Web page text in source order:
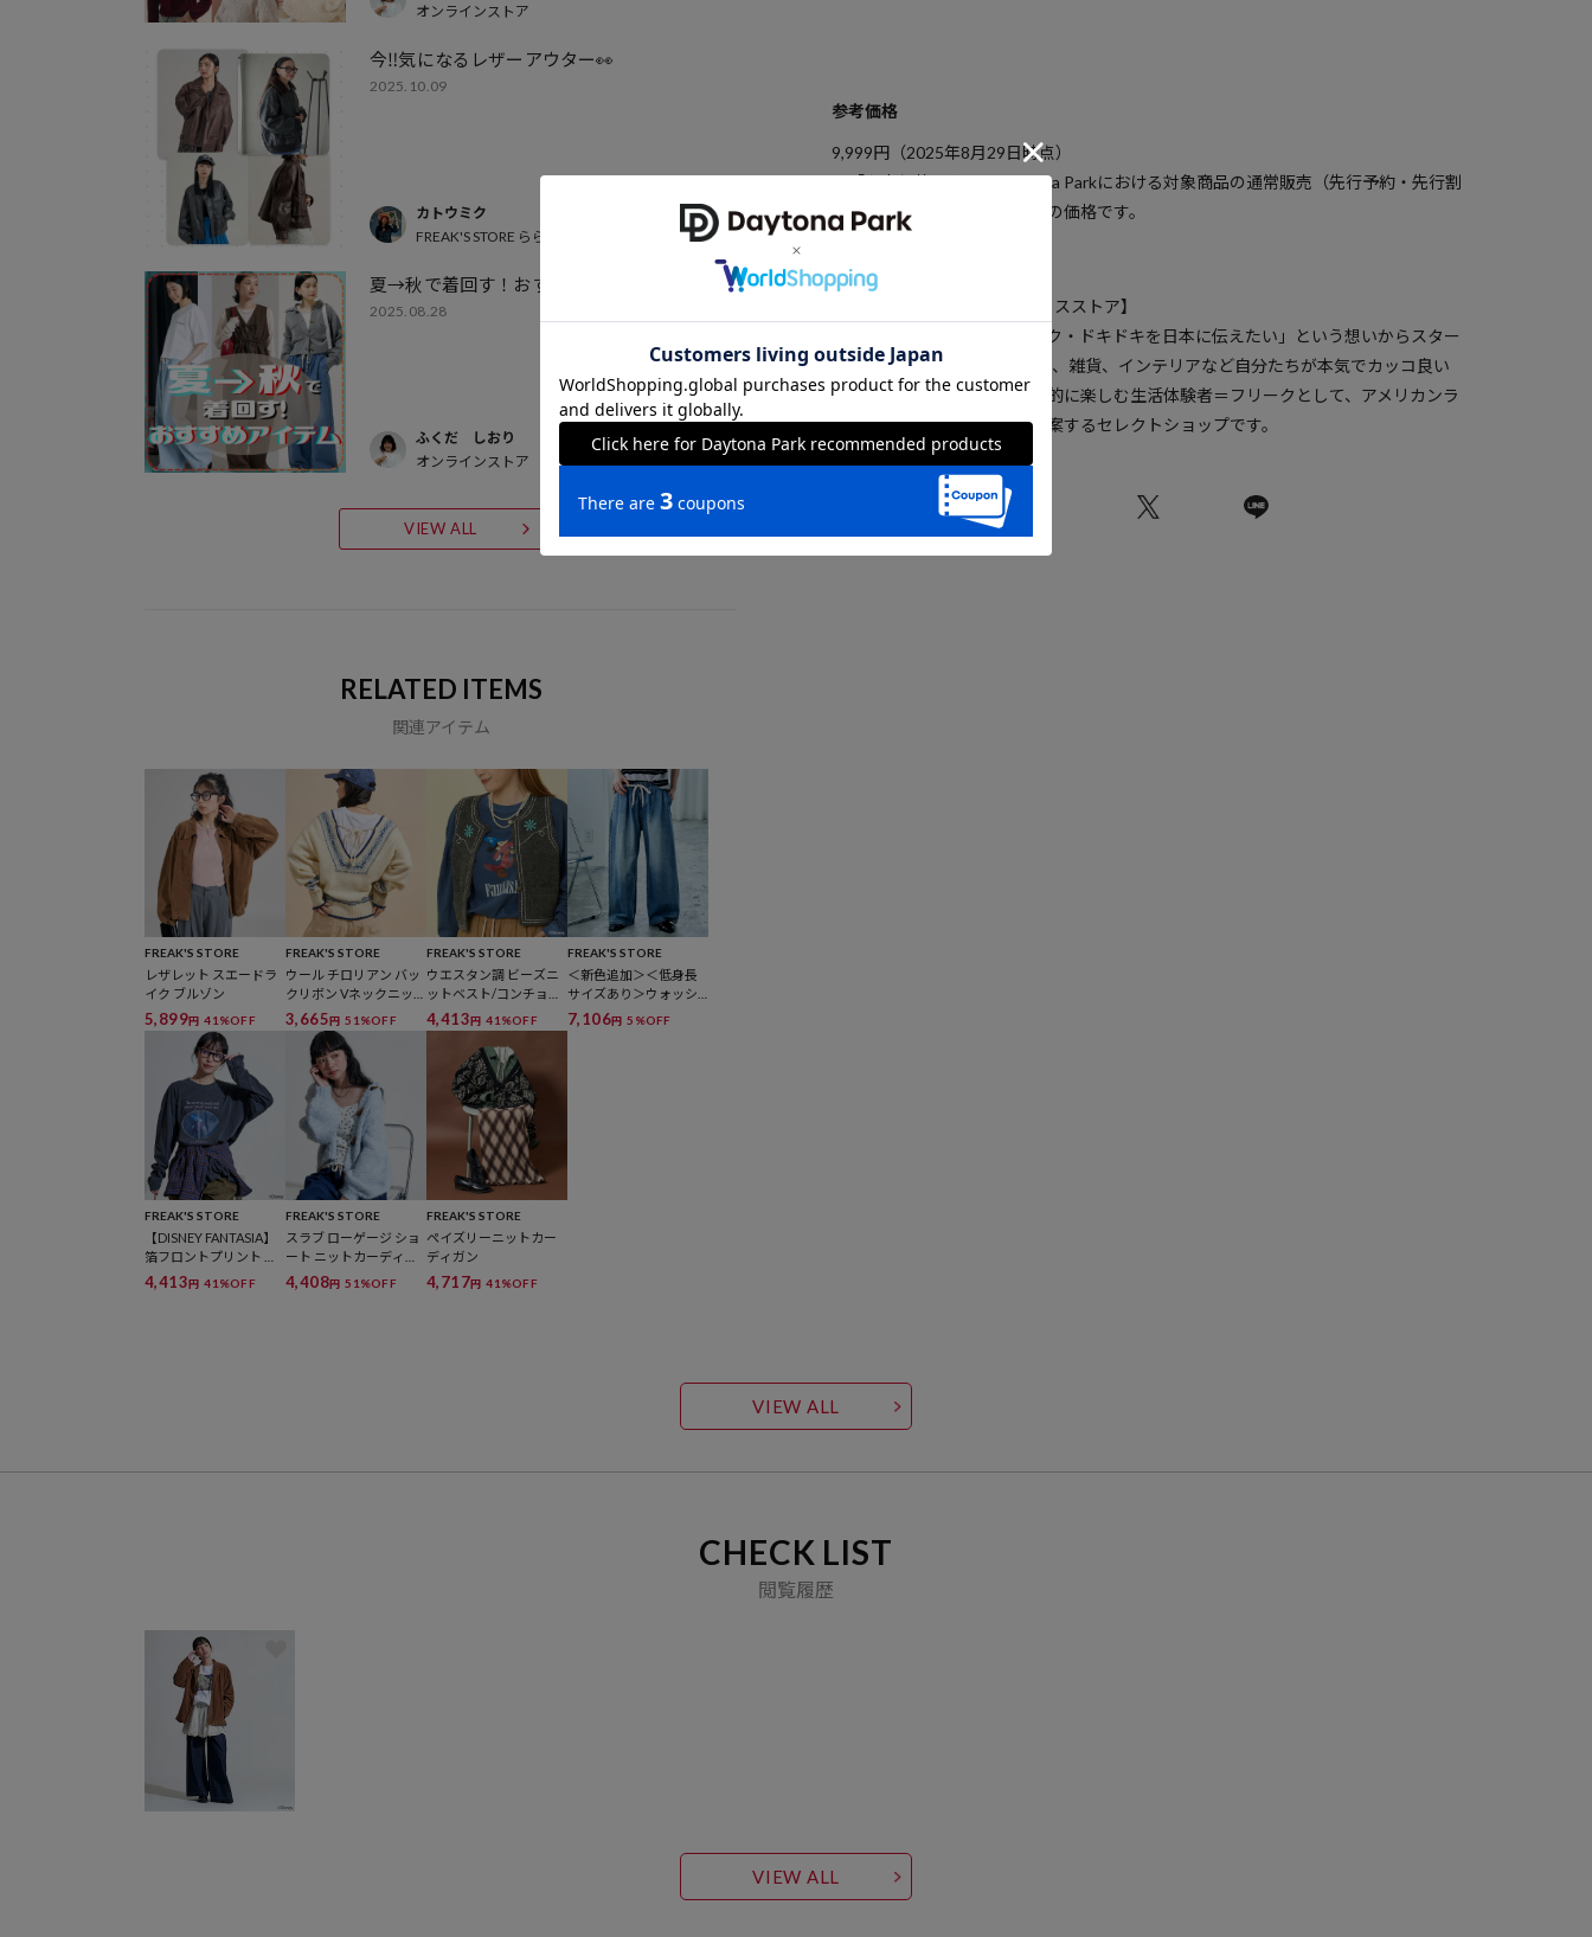
オンラインストア
今‼︎気になるレザーアウター👀
2025.10.09
カトウミク
FREAK'S STORE ららぽーと海老名店
夏→秋で着回す！おすすめアイテム
2025.08.28
ふくだ しおり
オンラインストア
VIEW ALL
RELATED ITEMS
関連アイテム
FREAK'S STORE
レザレット スエードラ
イク ブルゾン
5,899円 41%OFF
FREAK'S STORE
ウール チロリアン バッ
クリボン Vネックニッ
ト
3,665 円 51%OFF
FREAK'S STORE
ウエスタン調 ビーズニ
ットベスト/コンチョボ
タンベスト
4,413 円 41%OFF
FREAK'S STORE
＜新色追加＞＜低身長
サイズあり＞ウォッシ
ュ加工 イージーデニム
パンツ
7,106円 5%OFF
FREAK'S STORE
【DISNEY FANTASIA】
箔フロントプリント ロ
ンT
4,413円 41%OFF
FREAK'S STORE
スラブ ローゲージ ショ
ート ニットカーディガ
ン
4,408円 51%OFF
FREAK'S STORE
ペイズリーニットカー
ディガン
4,717円 41%OFF
参考価格
9,999円（2025年8月29日時点）
※「参考価格」とは、Daytona Parkにおける対象商品の通常販売（先行予約・先行割
引は含まれません）開始時点の価格です。
ブランド説明
【FREAK'S STORE／フリークスストア】
「アメリカの豊かさとワクワク・ドキドキを日本に伝えたい」という想いからスター
ト。1986年の創業以来、洋服、雑貨、インテリアなど自分たちが本気でカッコ良い
と思うものをセレクト。積極的に楽しむ生活体験者＝フリークとして、アメリカンラ
イフスタイルの楽しみ方を提案するセレクトショップです。
VIEW ALL
CHECK LIST
閲覧履歴
VIEW ALL